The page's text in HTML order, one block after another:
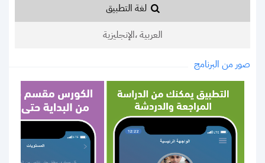
لغة التطبيق
العربية ،الإنجليزية
صور من البرنامج